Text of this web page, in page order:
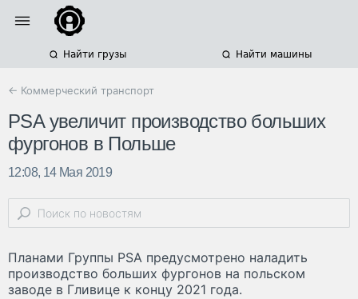
Найти грузы Найти машины
← Коммерческий транспорт
PSA увеличит производство больших
фургонов в Польше
12:08, 14 Мая 2019
Планами Группы PSA предусмотрено наладить
производство больших фургонов на польском
заводе в Гливице к концу 2021 года.